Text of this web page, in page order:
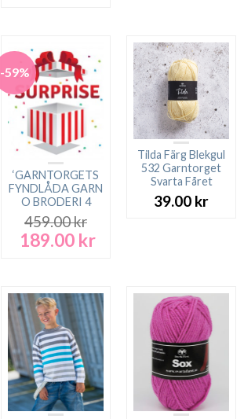
-59%
‘GARNTORGETS
FYNDLÅDA GARN
O BRODERI 4
459.00kr
Det
459.00 kr.
189.00 krDet
189.00 kr.
Tilda Färg Blekgul
532 Garntorget
Svarta Fåret
39.00 kr